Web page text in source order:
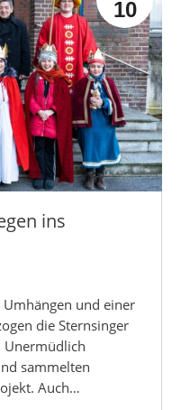
10
ins
und einer
die Sternsinger
Unermüdlich
sammelten
Auch…